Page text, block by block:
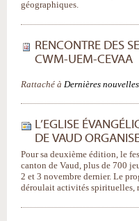
géographiques.
RENCONTRE DES
CWM-UEM-CEVAA
Rattaché à Dernières nouvelles
L’EGLISE
DE VAUD
Pour sa deuxième édition, le
canton de Vaud, plus de 700
2 et 3 novembre dernier. Le
déroulait activités spirituelles,